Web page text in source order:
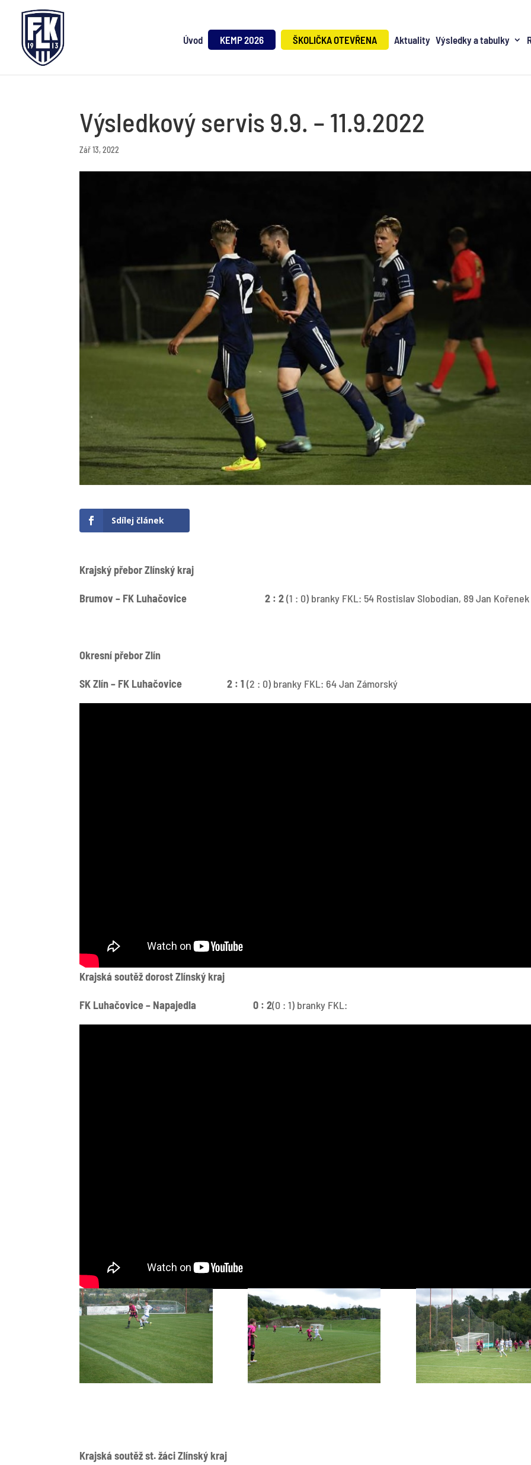
Úvod KEMP 2026 ŠKOLIČKA OTEVŘENA Aktuality Výsledky a tabulky
Výsledkový servis 9.9. – 11.9.2022
Zář 13, 2022
Sdílej článek
Krajský přebor Zlínský kraj
Brumov – FK Luhačovice 2 : 2(1 : 0) branky FKL: 54 Rostislav Slobodian, 89 Jan Kořenek
Okresní přebor Zlín
SK Zlín – FK Luhačovice 2 : 1(2 : 0) branky FKL: 64 Jan Zámorský
Krajská soutěž dorost Zlínský kraj
FK Luhačovice – Napajedla 0 : 2(0 : 1) branky FKL:
Krajská soutěž st. žáci Zlínský kraj